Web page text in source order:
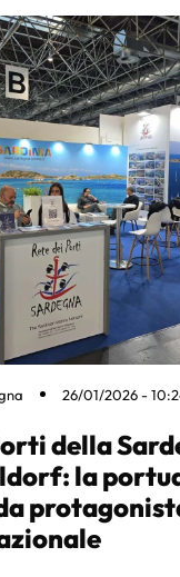
26/01/2026 -
della
la